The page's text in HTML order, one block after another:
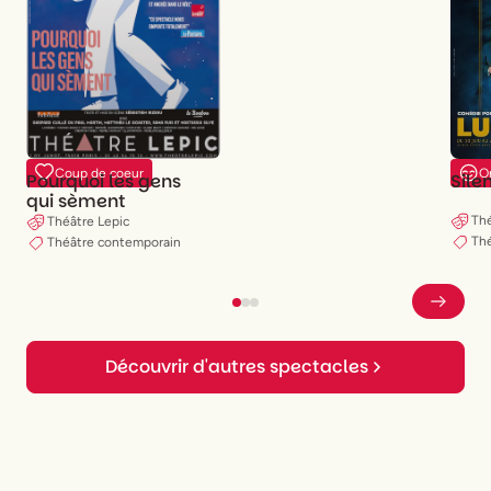
Coup de coeur
Pourquoi les gens
qui sèment
Théâtre Lepic
Théâtre contemporain
Découvrir d'autres spectacles